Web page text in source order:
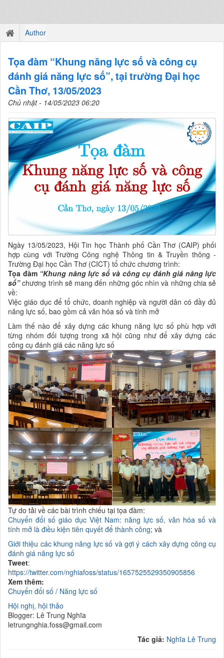
Author
Tọa đàm “Khung năng lực số và công cụ
đánh giá năng lực số”, tại trường Đại học
Cần Thơ, 13/05/2023
Chủ nhật - 14/05/2023 06:20
Ngày 13/05/2023, Hội Tin học Thành phố Cần Thơ (CAIP) phối
hợp cùng với Trường Công nghệ Thông tin & Truyền thông -
Trường Đại học Cần Thơ (CICT) tổ chức chương trình:
Tọa đàm “Khung năng lực số và công cụ đánh giá năng lực
số”chương trình sẽ mang đến những góc nhìn và những chia sẻ
về:
Việc giáo dục để tổ chức, doanh nghiệp và người dân có đầy đủ
năng lực số, bao gồm cả văn hóa số và tính mở
Làm thế nào để xây dựng các khung năng lực số phù hợp với
từng nhóm đối tượng trong xã hội cũng như để xây dựng các
công cụ đánh giá các năng lực số
Tự do tải về các bài trình chiếu tại tọa đàm:
Chuyển đổi số giáo dục Việt Nam: năng lực số, văn hóa số và
tính mở là điều kiện tiên quyết để thành công; và
Giới thiệu các khung năng lực số và gợi ý cách xây dựng công cụ
đánh giá năng lực số
Tweet:
https://twitter.com/nghiafoss/status/1657525529350905856
Xem thêm:
Chuyển đổi số / Năng lực số
Hội nghị, hội thảo
Blogger: Lê Trung Nghĩa
letrungnghia.foss@gmail.com
Tác giả: Nghĩa Lê Trung